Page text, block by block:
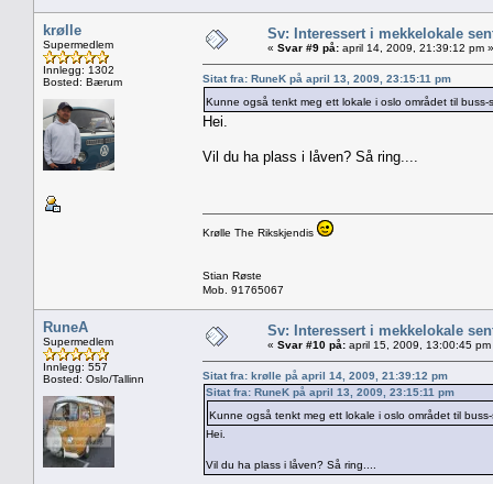
krølle
Supermedlem
Innlegg: 1302
Bosted: Bærum
Sv: Interessert i mekkelokale
« Svar #9 på: april 14, 2009, 21:39:12 pm »
Sitat fra: RuneK på april 13, 2009, 23:15:11 pm
Kunne også tenkt meg ett lokale i oslo området til
Hei.
Vil du ha plass i låven? Så ring....
Krølle The Rikskjendis
Stian Røste
Mob. 91765067
RuneA
Supermedlem
Innlegg: 557
Bosted: Oslo/Tallinn
Sv: Interessert i mekkelokale
« Svar #10 på: april 15, 2009, 13:00:45 pm
Sitat fra: krølle på april 14, 2009, 21:39:12 pm
Sitat fra: RuneK på april 13, 2009, 23:15:11 pm
Kunne også tenkt meg ett lokale i oslo området til
Hei.
Vil du ha plass i låven? Så ring....